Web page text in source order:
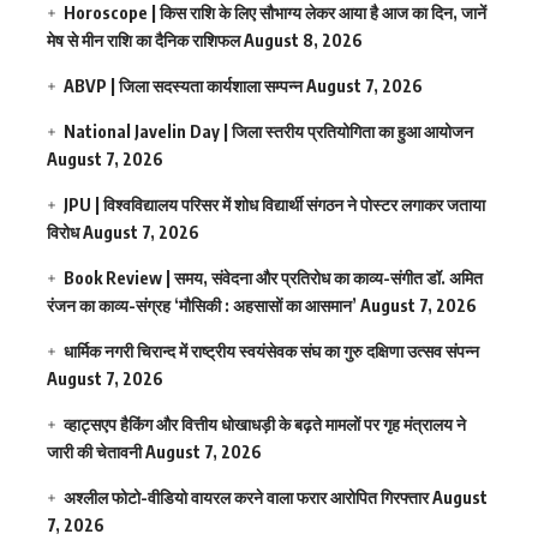
Horoscope | किस राशि के लिए सौभाग्य लेकर आया है आज का दिन, जानें
मेष से मीन राशि का दैनिक राशिफलAugust 8, 2026
ABVP | जिला सदस्यता कार्यशाला सम्पन्नAugust 7, 2026
National Javelin Day | जिला स्तरीय प्रतियोगिता का हुआ आयोजन
August 7, 2026
JPU | विश्वविद्यालय परिसर में शोध विद्यार्थी संगठन ने पोस्टर लगाकर जताया
विरोधAugust 7, 2026
Book Review | समय, संवेदना और प्रतिरोध का काव्य-संगीत डॉ. अमित
रंजन का काव्य-संग्रह ‘मौसिकी : अहसासों का आसमान’ August 7, 2026
धार्मिक नगरी चिरान्द में राष्ट्रीय स्वयंसेवक संघ का गुरु दक्षिणा उत्सव संपन्न
August 7, 2026
व्हाट्सएप हैकिंग और वित्तीय धोखाधड़ी के बढ़ते मामलों पर गृह मंत्रालय ने
जारी की चेतावनीAugust 7, 2026
अश्लील फोटो-वीडियो वायरल करने वाला फरार आरोपित गिरफ्तारAugust
7, 2026